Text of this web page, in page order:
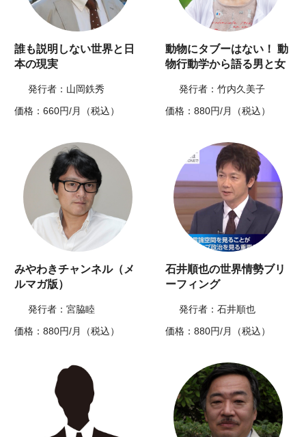
誰も説明しない世界と日
本の現実
発行者：山岡鉄秀
価格：660円/月（税込）
動物にタブーはない！ 動
物行動学から語る男と女
発行者：竹内久美子
価格：880円/月（税込）
みやわきチャンネル（メ
ルマガ版）
発行者：宮脇睦
価格：880円/月（税込）
石井順也の世界情勢ブリ
ーフィング
発行者：石井順也
価格：880円/月（税込）